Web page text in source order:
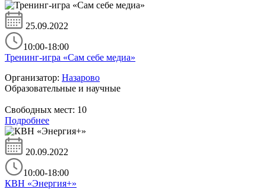
25.09.2022
10:00-18:00
Тренинг-игра «Сам себе медиа»
Организатор: Назарово
Образовательные и научные
Свободных мест: 10
Подробнее
20.09.2022
10:00-18:00
КВН «Энергия+»